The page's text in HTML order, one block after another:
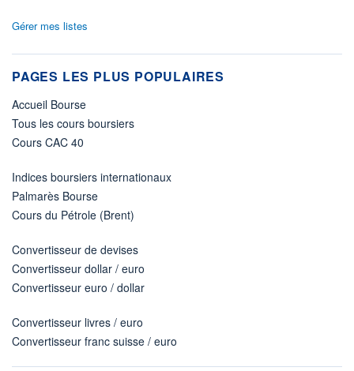
Gérer mes listes
PAGES LES PLUS POPULAIRES
Accueil Bourse
Tous les cours boursiers
Cours CAC 40
Indices boursiers internationaux
Palmarès Bourse
Cours du Pétrole (Brent)
Convertisseur de devises
Convertisseur dollar / euro
Convertisseur euro / dollar
Convertisseur livres / euro
Convertisseur franc suisse / euro